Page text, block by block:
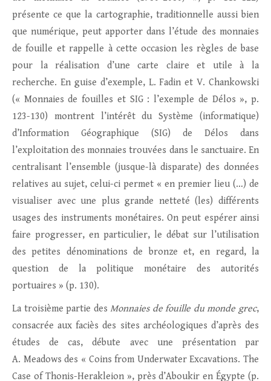
présente ce que la cartographie, traditionnelle aussi bien
que numérique, peut apporter dans l’étude des monnaies
de fouille et rappelle à cette occasion les règles de base
pour la réalisation d’une carte claire et utile à la
recherche. En guise d’exemple, L. Fadin et V. Chankowski
(« Monnaies de fouilles et SIG : l’exemple de Délos », p.
123-130) montrent l’intérêt du Système (informatique)
d’Information Géographique (SIG) de Délos dans
l’exploitation des monnaies trouvées dans le sanctuaire. En
centralisant l’ensemble (jusque-là disparate) des données
relatives au sujet, celui-ci permet « en premier lieu (…) de
visualiser avec une plus grande netteté (les) différents
usages des instruments monétaires. On peut espérer ainsi
faire progresser, en particulier, le débat sur l’utilisation
des petites dénominations de bronze et, en regard, la
question de la politique monétaire des autorités
portuaires » (p. 130).
La troisième partie desMonnaies de fouille du monde grec,
consacrée aux faciès des sites archéologiques d’après des
études de cas, débute avec une présentation par
A. Meadows des « Coins from Underwater Excavations. The
Case of Thonis-Herakleion », près d’Aboukir en Égypte (p.